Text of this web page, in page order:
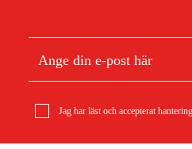
Jag har läst och accepterat